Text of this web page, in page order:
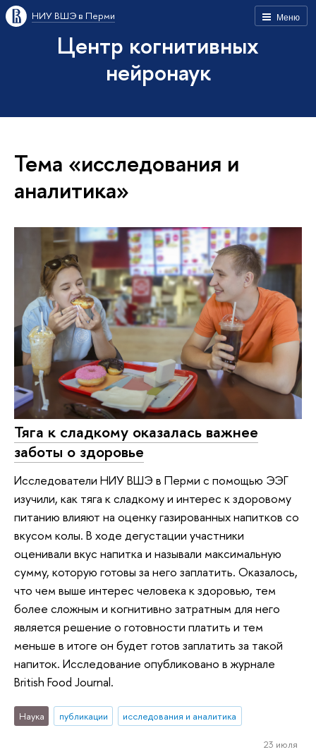
Меню
НИУ ВШЭ в Перми
Центр когнитивных
нейронаук
Тема «исследования и
аналитика»
Тяга к сладкому оказалась важнее
заботы о здоровье
Исследователи НИУ ВШЭ в Перми с помощью ЭЭГ
изучили, как тяга к сладкому и интерес к здоровому
питанию влияют на оценку газированных напитков со
вкусом колы. В ходе дегустации участники
оценивали вкус напитка и называли максимальную
сумму, которую готовы за него заплатить. Оказалось,
что чем выше интерес человека к здоровью, тем
более сложным и когнитивно затратным для него
является решение о готовности платить и тем
меньше в итоге он будет готов заплатить за такой
напиток. Исследование опубликовано в журнале
British Food Journal.
Наука публикации исследования и аналитика
23 июля